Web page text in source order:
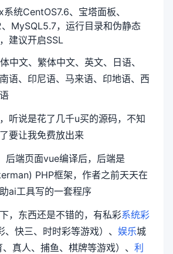
统CentOS7.6、宝塔面板、
MySQL5.7，运行目录和伪静态
建议开启SSL
中文、繁体中文、英文、日语、
语、印尼语、马来语、印地语、西
听说是花了几千u买的源码，不知
要让我免费放出来
后端页面vue编译后，后端是
PHP框架，作者之前天天在
ai工具写的一套程序
，东西还是不错的，有私彩系统彩
、快三、时时彩等游戏）、 娱乐城
、真人、捕鱼、棋牌等游戏）、 利